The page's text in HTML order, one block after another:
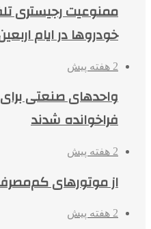
ممنوعیت رجیستری
خودروها در ایام
2 هفته پیش
واحدهای صنعتی برای
فراخوانده شدند
2 هفته پیش
از موتورهای
2 هفته پیش